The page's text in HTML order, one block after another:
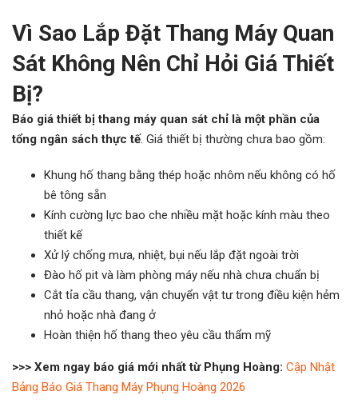
Vì Sao Lắp Đặt Thang Máy Quan
Sát Không Nên Chỉ Hỏi Giá Thiết
Bị?
Báo giá thiết bị thang máy quan sát chỉ là một phần của
tổng ngân sách thực tế. Giá thiết bị thường chưa bao gồm:
Khung hố thang bằng thép hoặc nhôm nếu không có hố
bê tông sẵn
Kính cường lực bao che nhiều mặt hoặc kính màu theo
thiết kế
Xử lý chống mưa, nhiệt, bụi nếu lắp đặt ngoài trời
Đào hố pit và làm phòng máy nếu nhà chưa chuẩn bị
Cắt tỉa cầu thang, vận chuyển vật tư trong điều kiện hẻm
nhỏ hoặc nhà đang ở
Hoàn thiện hố thang theo yêu cầu thẩm mỹ
>>> Xem ngay báo giá mới nhất từ Phụng Hoàng: Cập Nhật
Bảng Báo Giá Thang Máy Phụng Hoàng 2026